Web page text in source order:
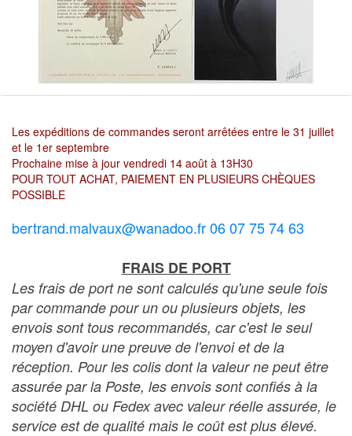
Les expéditions de commandes seront arrêtées entre le 31 juillet
et le 1er septembre
Prochaine mise à jour vendredi 14 août à 13H30
POUR TOUT ACHAT, PAIEMENT EN PLUSIEURS CHÈQUES
POSSIBLE
bertrand.malvaux@wanadoo.fr 06 07 75 74 63
FRAIS DE PORT
Les frais de port ne sont calculés qu'une seule fois
par commande pour un ou plusieurs objets, les
envois sont tous recommandés, car c'est le seul
moyen d'avoir une preuve de l'envoi et de la
réception. Pour les colis dont la valeur ne peut être
assurée par la Poste, les envois sont confiés à la
société DHL ou Fedex avec valeur réelle assurée, le
service est de qualité mais le coût est plus élevé.